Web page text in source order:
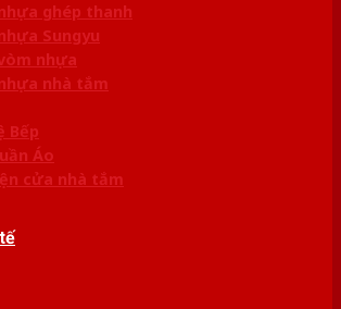
ghép thanh
Sungyu
nhựa
nhà tắm
Bếp
Áo
cửa nhà tắm